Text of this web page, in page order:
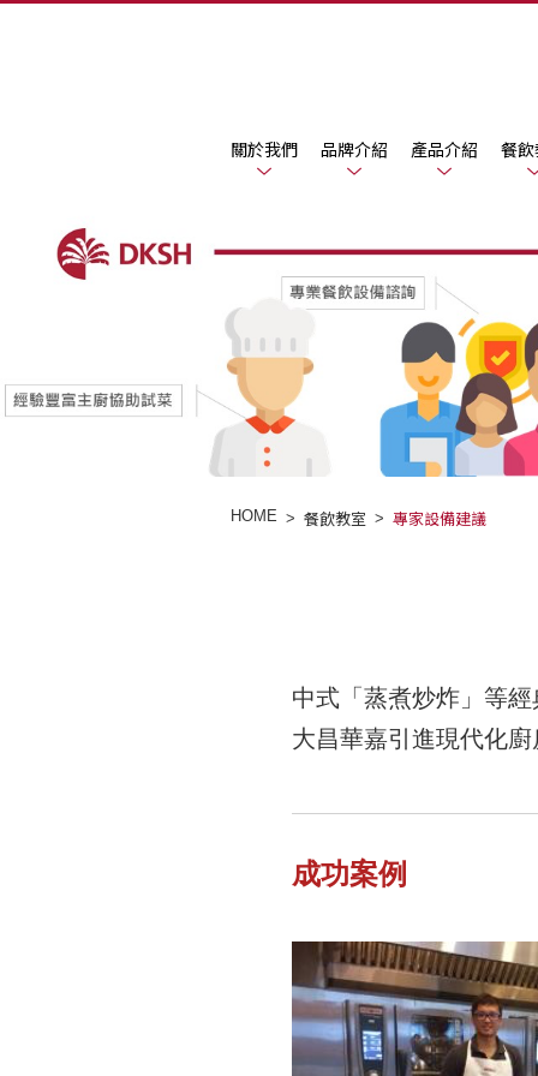
關於我們 品牌介紹 產品介紹 餐飲
HOME 餐飲教室 專家設備建議
中式「蒸煮炒炸」等
大昌華嘉引進現代化
成功案例